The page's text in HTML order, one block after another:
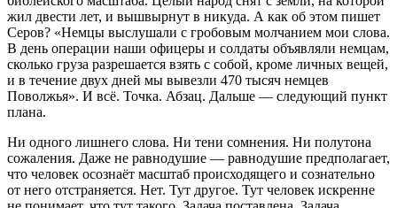
жил двести лет, и вышвырнут в никуда. А как об этом пишет
Серов? «Немцы выслушали с гробовым молчанием мои слова.
В день операции наши офицеры и солдаты объявляли немцам,
сколько груза разрешается взять с собой, кроме личных вещей,
и в течение двух дней мы вывезли 470 тысяч немцев
Поволжья». И всё. Точка. Абзац. Дальше — следующий пункт
плана.
Ни одного лишнего слова. Ни тени сомнения. Ни полутона
сожаления. Даже не равнодушие — равнодушие предполагает,
что человек осознаёт масштаб происходящего и сознательно
от него отстраняется. Нет. Тут другое. Тут человек искренне